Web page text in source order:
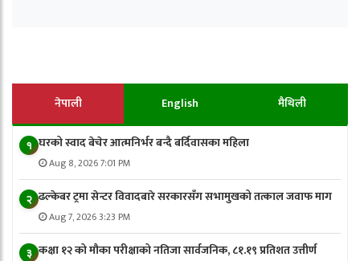
नेपाली English मैथिली
१ घरको स्वाद बेचेर आत्मनिर्भर बन्दै बर्दिवासका महिला
Aug 8, 2026 7:01 PM
२ ढल्केबर ट्रमा सेन्टर विवादबारे सरकारसँग सभामुखको तत्काल जवाफ माग
Aug 7, 2026 3:23 PM
३ कक्षा १२ को मौका परीक्षाको नतिजा सार्वजनिक, ८१.१९ प्रतिशत उत्तीर्ण